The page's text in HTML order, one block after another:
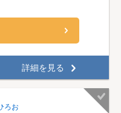
詳細を見る
ろお